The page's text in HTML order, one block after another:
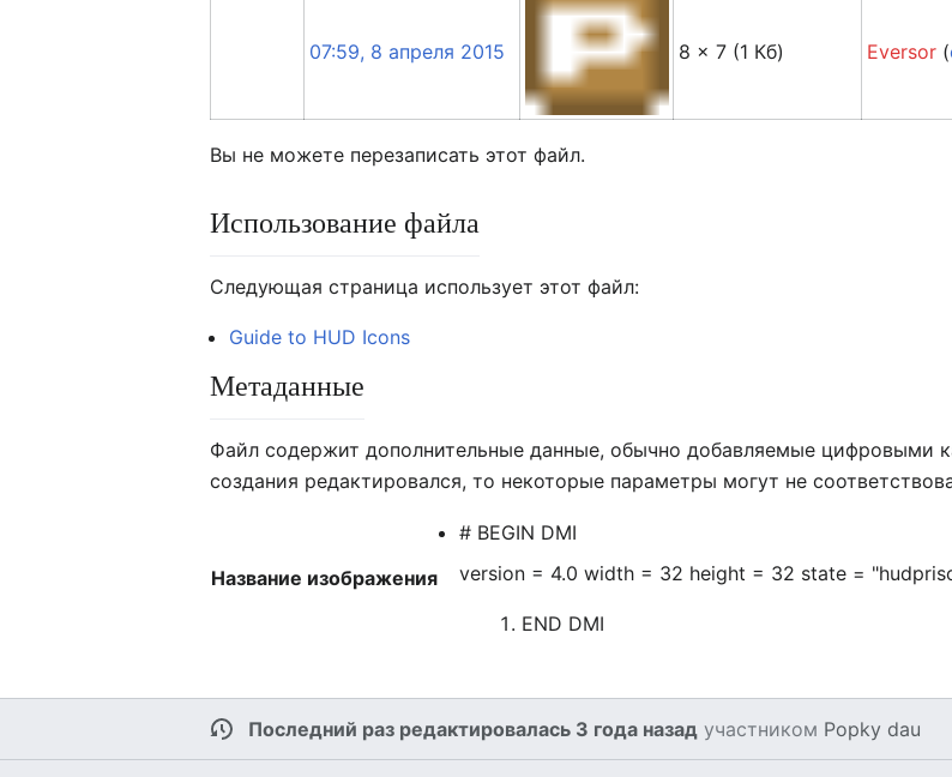
07:59, 8 апреля 2015 8 × 7 (1 Кб) Eversor (
Вы не можете перезаписать этот файл.
Использование файла
Следующая страница использует этот файл:
Guide to HUD Icons
Метаданные
Файл содержит дополнительные данные, обычно добавляемые цифровыми
создания редактировался, то некоторые параметры могут не
Название изображения
# BEGIN DMI
version = 4.0 width = 32 height = 32 state =
END DMI
Последний раз редактировалась 3 года назад участником Popky dau